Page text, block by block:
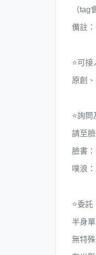
（tag
備註
⭐️可接
原創
⭐️詢問
請至
臉書：
噗浪：
⭐️委託
半身
無特